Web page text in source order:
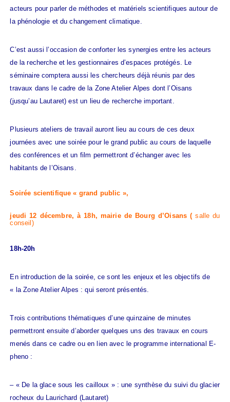
acteurs pour parler de méthodes et matériels scientifiques autour de
la phénologie et du changement climatique.
C’est aussi l’occasion de conforter les synergies entre les acteurs
de la recherche et les gestionnaires d’espaces protégés. Le
séminaire comptera aussi les chercheurs déjà réunis par des
travaux dans le cadre de la Zone Atelier Alpes dont l’Oisans
(jusqu’au Lautaret) est un lieu de recherche important.
Plusieurs ateliers de travail auront lieu au cours de ces deux
journées avec une soirée pour le grand public au cours de laquelle
des conférences et un film permettront d’échanger avec les
habitants de l’Oisans.
Soirée scientifique « grand public »,
jeudi 12 décembre, à 18h, mairie de Bourg d’Oisans ( salle du
conseil)
18h-20h
En introduction de la soirée, ce sont les enjeux et les objectifs de
« la Zone Atelier Alpes : qui seront présentés.
Trois contributions thématiques d’une quinzaine de minutes
permettront ensuite d’aborder quelques uns des travaux en cours
menés dans ce cadre ou en lien avec le programme international E-
pheno :
– « De la glace sous les cailloux » : une synthèse du suivi du glacier
rocheux du Laurichard (Lautaret)